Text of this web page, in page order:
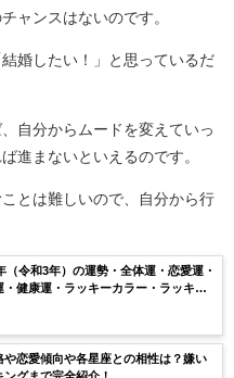
ャンスはないのです。
婚したい！」と思っているだ
自分からムードを変えていっ
進まないといえるのです。
とは難しいので、自分から行
（令和3年）の運勢・全体運・恋愛運・
健康運・ラッキーカラー・ラッキー
恋愛傾向や各星座との相性は？嫌い